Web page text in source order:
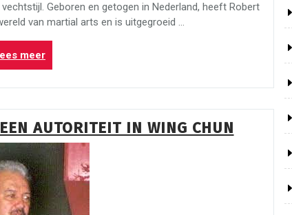
Geboren en getogen in Nederland, heeft Robert
van martial arts en is uitgegroeid …
meer“Wing
Chun:
De
Robert
Vogel”
AUTORITEIT IN WING CHUN